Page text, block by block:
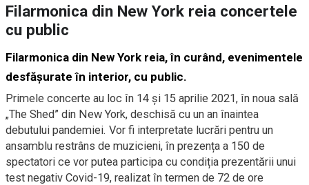
Filarmonica din New York reia concertele
cu public
Filarmonica din New York reia, în curând, evenimentele
desfășurate în interior, cu public.
Primele concerte au loc în 14 și 15 aprilie 2021, în noua sală
„The Shed” din New York, deschisă cu un an înaintea
debutului pandemiei. Vor fi interpretate lucrări pentru un
ansamblu restrâns de muzicieni, în prezența a 150 de
spectatori ce vor putea participa cu condiția prezentării unui
test negativ Covid-19, realizat în termen de 72 de ore